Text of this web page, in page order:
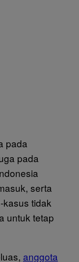
pada
pada
serta
tidak
untuk tetap
anggota